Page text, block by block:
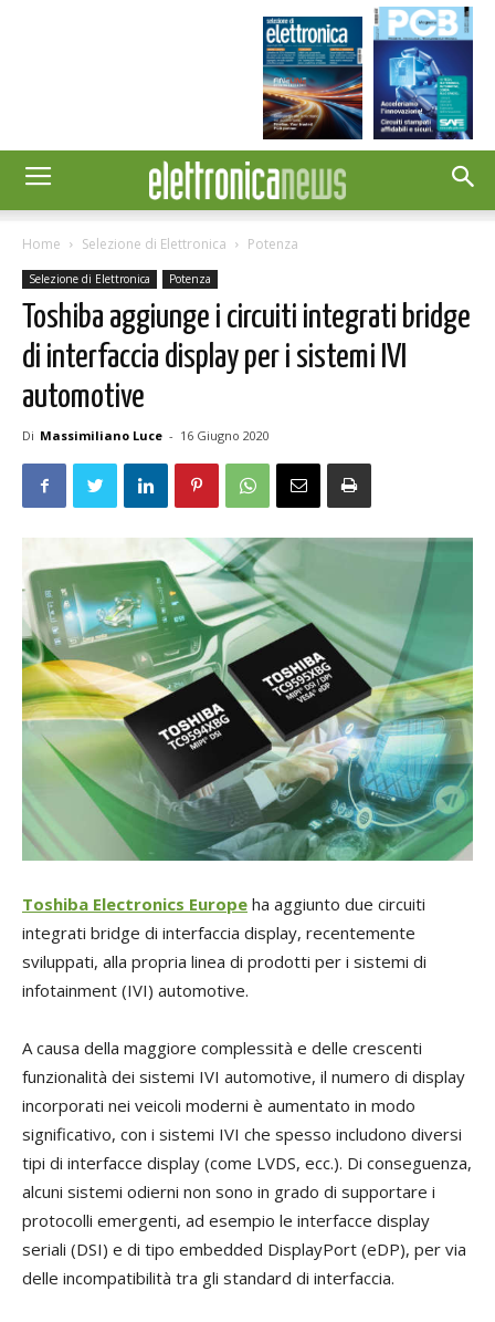
Home Selezione di Elettronica Potenza
Selezione di Elettronica Potenza
Toshiba aggiunge i circuiti integrati bridge
di interfaccia display per i sistemi IVI
automotive
Di Massimiliano Luce - 16 Giugno 2020
Toshiba Electronics Europe ha aggiunto due circuiti
integrati bridge di interfaccia display, recentemente
sviluppati, alla propria linea di prodotti per i sistemi di
infotainment (IVI) automotive.
A causa della maggiore complessità e delle crescenti
funzionalità dei sistemi IVI automotive, il numero di display
incorporati nei veicoli moderni è aumentato in modo
significativo, con i sistemi IVI che spesso includono diversi
tipi di interfacce display (come LVDS, ecc.). Di conseguenza,
alcuni sistemi odierni non sono in grado di supportare i
protocolli emergenti, ad esempio le interfacce display
seriali (DSI) e di tipo embedded DisplayPort (eDP), per via
delle incompatibilità tra gli standard di interfaccia.